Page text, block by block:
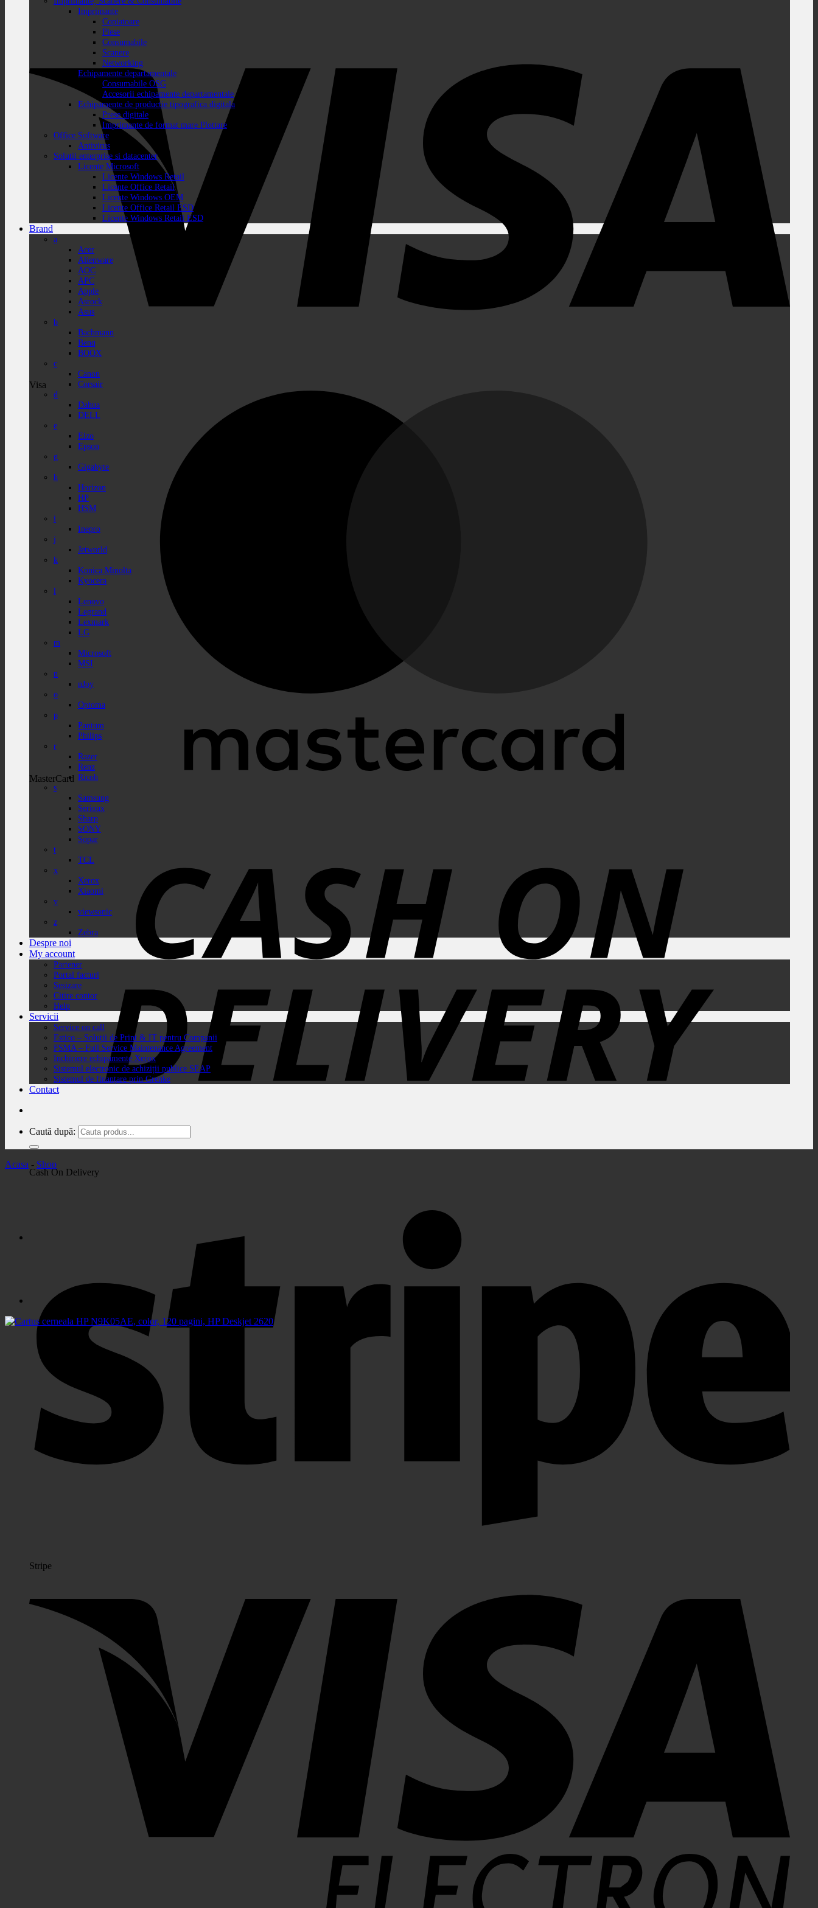
Visa
MasterCard
Cash On Delivery
Stripe
Imprimante
Copiatoare
Piese
Consumabile
Scanere
Networking
Echipamente departamentale
Consumabile OSG
Accesorii echipamente departamentale
Echipamente de productie tipografica digitala
Prese digitale
Imprimante de format mare Plottare
Office Software
Antivirus
Solutii enterprise si datacenter
Licente Microsoft
Licente Windows Retail
Licente Office Retail
Licente Windows OEM
Licente Office Retail ESD
Licente Windows Retail ESD
Brand
a
Acer
Alienware
AOC
APC
Apple
Asrock
Asus
b
Bachmann
Benq
BOOX
c
Canon
Corsair
d
Dahua
DELL
e
Eizo
Epson
g
Gigabyte
h
Horizon
HP
HSM
i
Inepro
j
Jetworld
k
Konica Minolta
Kyocera
l
Lenovo
Legrand
Lexmark
LG
m
Microsoft
MSI
n
nJoy
o
Optoma
p
Pantum
Philips
r
Razer
Renz
Ricoh
s
Samsung
Serioux
Sharp
SONY
Sopar
t
TCL
x
Xerox
Xiaomi
v
viewsonic
z
Zebra
Despre noi
My account
Partener
Portal facturi
Sesizare
Citire contor
Help
Servicii
Service on call
Estico – Soluții de Print & IT pentru Companii
FSMA – Full Service Maintenance Agreement
Inchiriere echipamente Xerox
Sistemul electronic de achiziții publice SEAP
Sistemul de finanțare prin Grenke
Contact
Caută după:
Acasa - Shop